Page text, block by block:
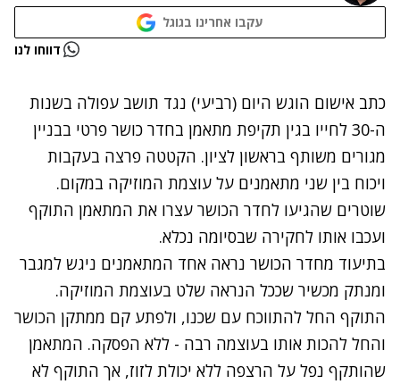
עקבו אחרינו בגוגל
נתקלנו בבעיה דווחו לנו
כתב אישום הוגש היום (רביעי) נגד תושב עפולה בשנות
ה-30 לחייו בגין תקיפת מתאמן בחדר כושר פרטי בבניין
מגורים משותף בראשון לציון. הקטטה פרצה בעקבות
ויכוח בין שני מתאמנים על עוצמת המוזיקה במקום.
שוטרים שהגיעו לחדר הכושר עצרו את המתאמן התוקף
ועכבו אותו לחקירה שבסיומה נכלא.
בתיעוד מחדר הכושר נראה אחד המתאמנים ניגש למגבר
ומנתק מכשיר שככל הנראה שלט בעוצמת המוזיקה.
התוקף החל להתווכח עם שכנו, ולפתע קם ממתקן הכושר
והחל להכות אותו בעוצמה רבה - ללא הפסקה. המתאמן
שהותקף נפל על הרצפה ללא יכולת לזוז, אך התוקף לא